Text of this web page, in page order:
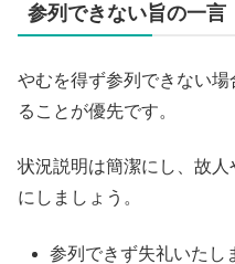
参列できない旨の一言
やむを得ず参列できない場
ることが優先です。
状況説明は簡潔にし、故
にしましょう。
参列できず失礼いたし